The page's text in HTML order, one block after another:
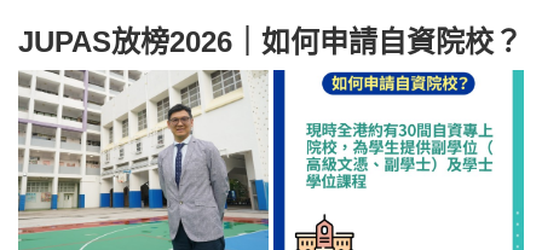
JUPAS放榜2026｜如何申請自資院校？